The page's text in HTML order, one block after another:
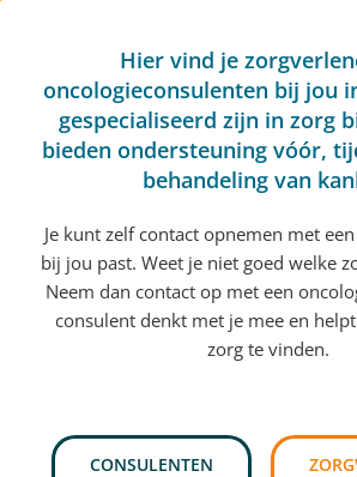
Hier vind je
oncologieconsulenten bij jou
gespecialiseerd zijn in zorg
bieden ondersteuning vóór,
behandeling van
Je kunt zelf contact opnemen met
bij jou past. Weet je niet goed welke
Neem dan contact op met een
consulent denkt met je mee en
zorg te vinden.
CONSULENTEN